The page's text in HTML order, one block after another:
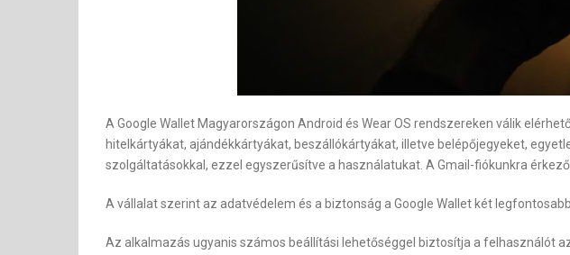
A Google Wallet Magyarországon Android és Wear OS rendszereken válik
hitelkártyákat, ajándékkártyákat, beszállókártyákat, illetve belépőjegyeket,
szolgáltatásokkal, ezzel egyszerűsítve a használatukat. A Gmail-fiókunkra
A vállalat szerint az adatvédelem és a biztonság a Google Wallet két
Az alkalmazás ugyanis számos beállítási lehetőséggel biztosítja a felhasználót